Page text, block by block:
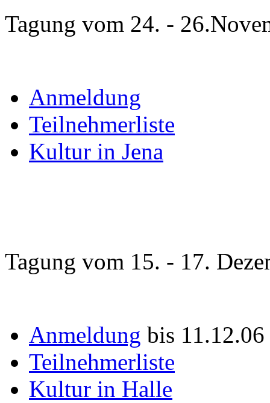
Tagung vom 24. -
Anmeldung
Teilnehmerliste
Kultur in Jena
Tagung vom 15. - 17.
Anmeldung bis
Teilnehmerliste
Kultur in Halle